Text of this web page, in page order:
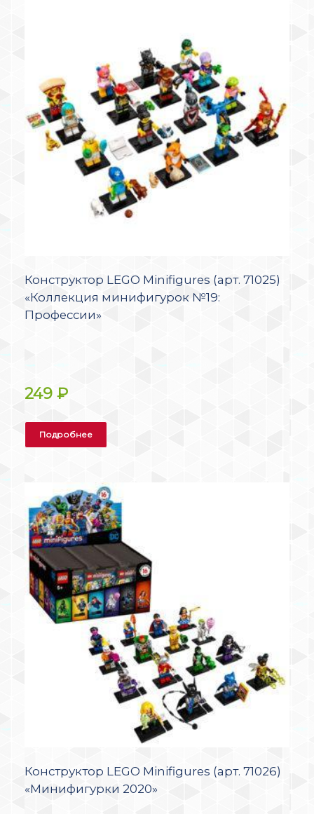
Конструктор LEGO Minifigures (арт. 71025)
«Коллекция минифигурок №19:
Профессии»
249 ₽
Подробнее
Конструктор LEGO Minifigures (арт. 71026)
«Минифигурки 2020»